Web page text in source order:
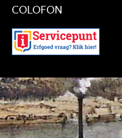
COLOFON